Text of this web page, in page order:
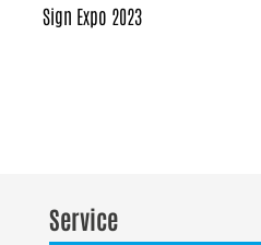
Sign Expo 2023
Service